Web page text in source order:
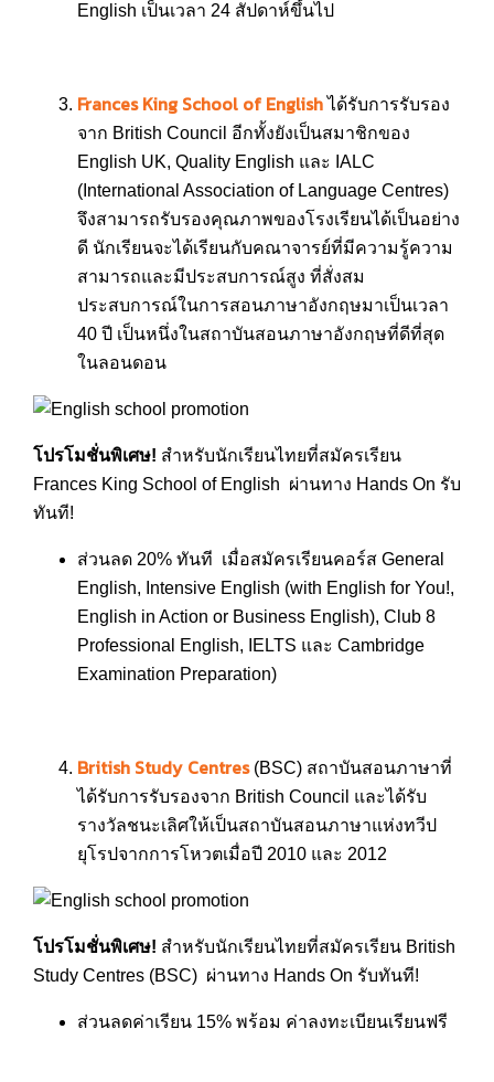
English เป็นเวลา 24 สัปดาห์ขึ้นไป
Frances King School of Englishได้รับการรับรอง
จาก British Council อีกทั้งยังเป็นสมาชิกของ
English UK, Quality English และ IALC
(International Association of Language Centres)
จึงสามารถรับรองคุณภาพของโรงเรียนได้เป็นอย่าง
ดี นักเรียนจะได้เรียนกับคณาจารย์ที่มีความรู้ความ
สามารถและมีประสบการณ์สูง ที่สั่งสม
ประสบการณ์ในการสอนภาษาอังกฤษมาเป็นเวลา
40 ปี เป็นหนึ่งในสถาบันสอนภาษาอังกฤษที่ดีที่สุด
ในลอนดอน
โปรโมชั่นพิเศษ! สำหรับนักเรียนไทยที่สมัครเรียน
Frances King School of English ผ่านทาง Hands On รับ
ทันที!
ส่วนลด 20% ทันที เมื่อสมัครเรียนคอร์ส General
English, Intensive English (with English for You!,
English in Action or Business English), Club 8
Professional English, IELTS และ Cambridge
Examination Preparation)
British Study Centres(BSC) สถาบันสอนภาษาที่
ได้รับการรับรองจาก British Council และได้รับ
รางวัลชนะเลิศให้เป็นสถาบันสอนภาษาแห่งทวีป
ยุโรปจากการโหวตเมื่อปี 2010 และ 2012
โปรโมชั่นพิเศษ! สำหรับนักเรียนไทยที่สมัครเรียน British
Study Centres (BSC) ผ่านทาง Hands On รับทันที!
ส่วนลดค่าเรียน 15% พร้อม ค่าลงทะเบียนเรียนฟรี